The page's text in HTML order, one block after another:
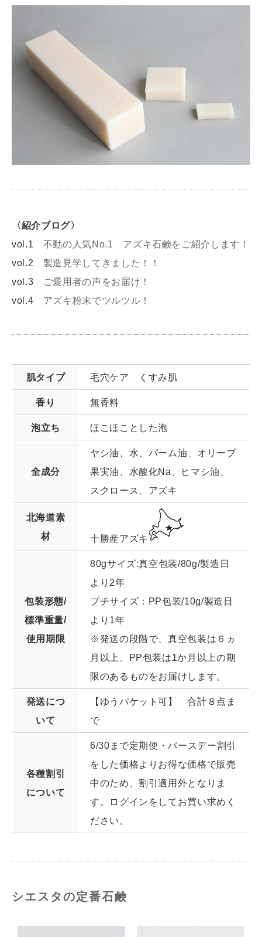
〈紹介ブログ〉
vol.1 不動の人気No.1 アズキ石鹸をご紹介します！
vol.2 製造見学してきました！！
vol.3
ご愛用者の声をお届け！
vol.4 アズキ粉末でツルツル！
肌タイプ 毛穴ケア くすみ肌
香り 無香料
泡立ち ほこほことした泡
全成分
ヤシ油、水、パーム油、オリーブ
果実油、水酸化Na、ヒマシ油、
スクロース、アズキ
北海道素
材
十勝産アズキ
包装形態/
標準重量/
使用期限
80gサイズ:真空包装/80g/製造日
より2年
プチサイズ：PP包装/10g/製造日
より1年
※発送の段階で、真空包装は６ヵ
月以上、PP包装は1か月以上の期
限のあるものをお届けします。
発送につ
いて
【ゆうパケット可】 合計８点ま
で
各種割引
について
6/30まで定期便・バースデー割引
をした価格よりお得な価格で販売
中のため、割引適用外となりま
す。ログインをしてお買い求めく
ださい。
シエスタの定番石鹸